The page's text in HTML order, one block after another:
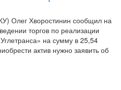
Олег Хворостинин сообщил на
торгов по реализации
на сумму в 25,54
актив нужно заявить об